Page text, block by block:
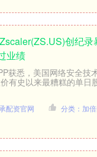
创纪录
业绩
获悉，美国网络安全技
有史以来最糟糕的单日
配资官网 分类：加